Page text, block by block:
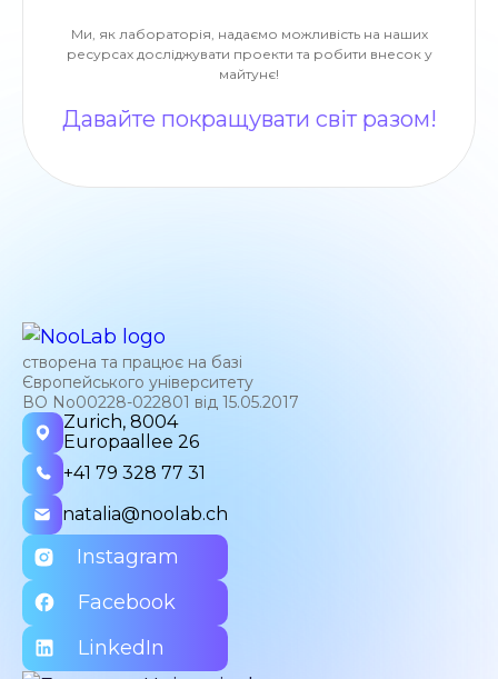
Ми, як лабораторія, надаємо можливість на наших
ресурсах досліджувати проекти та робити внесок у
майтунє!
Давайте покращувати світ разом!
створена та працює на базі
Європейського університету
ВО No00228-022801 від 15.05.2017
Zurich, 8004
Europaallee 26
+41 79 328 77 31
natalia@noolab.ch
Instagram
Facebook
LinkedIn